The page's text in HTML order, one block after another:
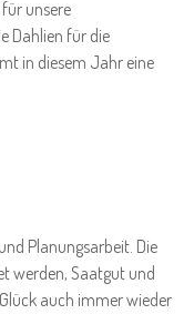
unsere
Dahlien für die
in diesem Jahr eine
Planungsarbeit. Die
werden, Saatgut und
auch immer wieder